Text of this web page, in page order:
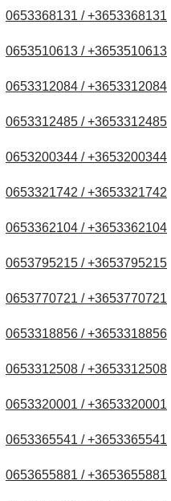
0653368131 / +3653368131
0653510613 / +3653510613
0653312084 / +3653312084
0653312485 / +3653312485
0653200344 / +3653200344
0653321742 / +3653321742
0653362104 / +3653362104
0653795215 / +3653795215
0653770721 / +3653770721
0653318856 / +3653318856
0653312508 / +3653312508
0653320001 / +3653320001
0653365541 / +3653365541
0653655881 / +3653655881